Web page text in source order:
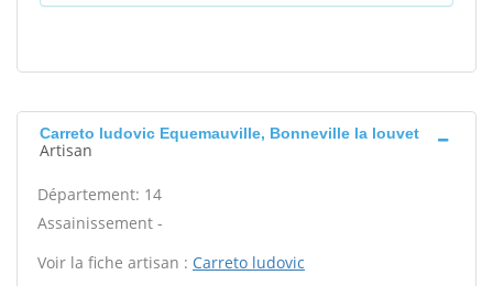
Carreto ludovic Equemauville, Bonneville la louvet
Artisan
Département: 14
Assainissement -
Voir la fiche artisan : Carreto ludovic